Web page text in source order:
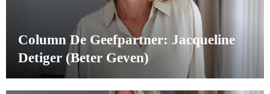
Column De Geefpartner: Jacqueline
Detiger (Beter Geven)